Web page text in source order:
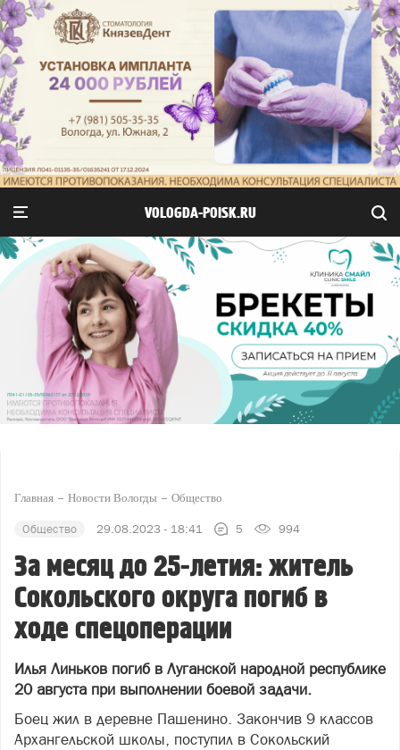
VOLOGDA-POISK.RU
Главная Новости Вологды Общество
Общество 29.08.2023 - 18:41 5 994
За месяц до 25-летия: житель
Сокольского округа погиб в
ходе спецоперации
Илья Линьков погиб в Луганской народной республике
20 августа при выполнении боевой задачи.
Боец жил в деревне Пашенино. Закончив 9 классов
Архангельской школы, поступил в Сокольский